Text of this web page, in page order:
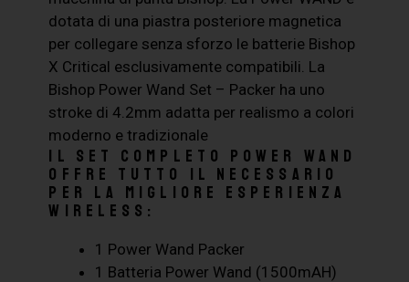
dotata di una piastra posteriore magnetica
per collegare senza sforzo le batterie Bishop
X Critical esclusivamente compatibili. La
Bishop Power Wand Set – Packer ha uno
stroke di 4.2mm adatta per realismo a colori
moderno e tradizionale
Il Set Completo Power WAND
offre tutto il necessario
per la migliore esperienza
wireless:
1 Power Wand Packer
1 Batteria Power Wand (1500mAH)